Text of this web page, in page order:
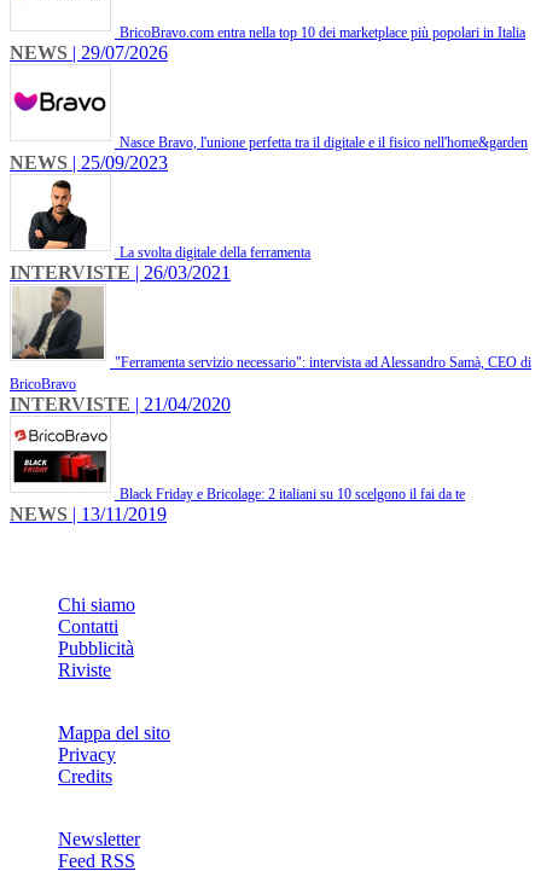
BricoBravo.com entra nella top 10 dei marketplace più popolari in Italia
NEWS | 29/07/2026
Nasce Bravo, l'unione perfetta tra il digitale e il fisico nell'home&garden
NEWS | 25/09/2023
La svolta digitale della ferramenta
INTERVISTE | 26/03/2021
"Ferramenta servizio necessario": intervista ad Alessandro Samà, CEO di
BricoBravo
INTERVISTE | 21/04/2020
Black Friday e Bricolage: 2 italiani su 10 scelgono il fai da te
NEWS | 13/11/2019
Chi siamo
Contatti
Pubblicità
Riviste
Mappa del sito
Privacy
Credits
Newsletter
Feed RSS